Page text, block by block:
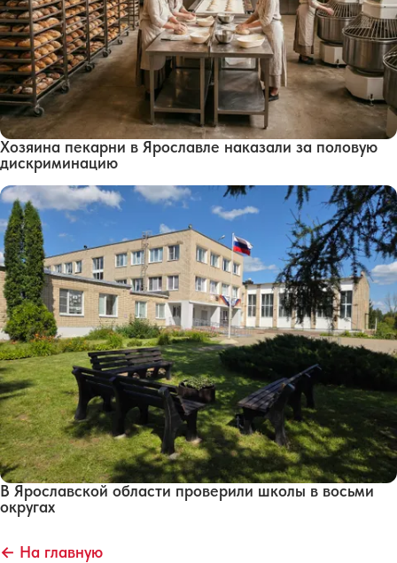
Хозяина пекарни в Ярославле наказали за половую
дискриминацию
В Ярославской области проверили школы в восьми
округах
← На главную